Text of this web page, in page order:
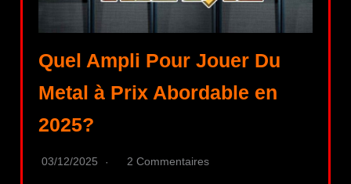
Quel Ampli Pour Jouer Du
Metal à Prix Abordable en
2025?
03/12/2025 2 Commentaires